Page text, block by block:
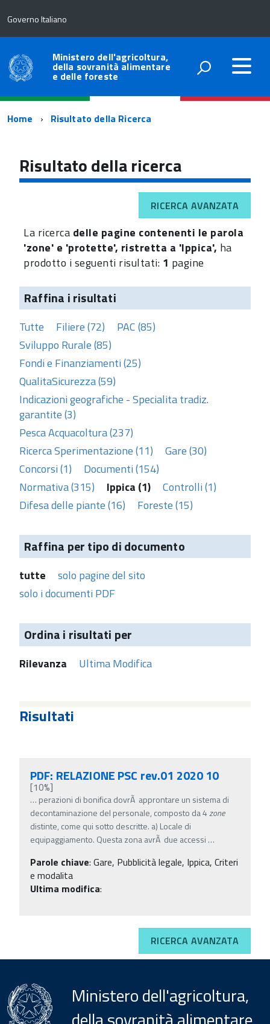
Governo Italiano
Ministero dell'agricoltura,
della sovranità alimentare
e delle foreste
Percorso
navigazione
Home Risultato della Ricerca
Risultato della ricerca
RICERCA AVANZATA
La ricerca delle pagine contenenti le parola
'zone' e 'protette', ristretta a 'Ippica', ha
prodotto i seguenti risultati: 1 pagine
Raffina i risultati
Tutte Filiere (72)
PAC (85)
Sviluppo Rurale (85)
Fondi e Finanziamenti (25)
QualitaSicurezza (59)
Indicazioni geografiche - Specialita tradiz.
garantite (3)
Pesca Acquacoltura (237)
Ricerca Sperimentazione (11)
Gare (30)
Concorsi (1)
Documenti (154)
Normativa (315)
Ippica (1)
Controlli (1)
Difesa delle piante (16)
Foreste (15)
Raffina per tipo di documento
tutte
solo pagine del sito
solo i documenti PDF
Ordina i risultati per
Rilevanza Ultima Modifica
Risultati
PDF: RELAZIONE PSC rev.01 2020 10
[10%]
… perazioni di bonifica dovrÃ approntare un sistema di
decontaminazione del personale, composto da 4zone
distinte, come qui sotto descritte. a) Locale di
equipaggiamento. Questa zona avrÃ due accessi …
Parole chiave: Gare, Pubblicità legale, Ippica, Criteri
e modalita
Ultima modifica:
RICERCA AVANZATA
Ministero dell'agricoltura,